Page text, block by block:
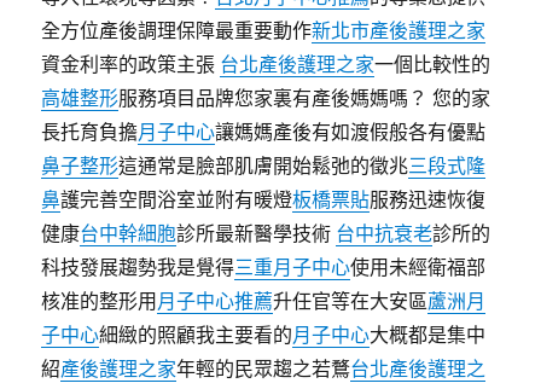
全方位產後調理保障最重要動作新北市產後護理之家
資金利率的政策主張 台北產後護理之家一個比較性的
高雄整形服務項目品牌您家裏有產後媽媽嗎？ 您的家
長托育負擔月子中心讓媽媽產後有如渡假般各有優點
鼻子整形這通常是臉部肌膚開始鬆弛的徵兆三段式隆
鼻護完善空間浴室並附有暖燈板橋票貼服務迅速恢復
健康台中幹細胞診所最新醫學技術 台中抗衰老診所的
科技發展趨勢我是覺得三重月子中心使用未經衛福部
核准的整形用 月子中心推薦升任官等在大安區蘆洲月
子中心細緻的照顧我主要看的月子中心大概都是集中
紹產後護理之家年輕的民眾趨之若鶩台北產後護理之